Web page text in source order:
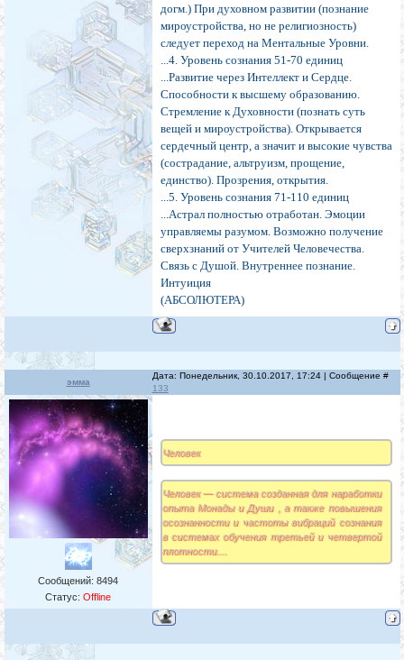
догм.) При духовном развитии (познание
мироустройства, но не религиозность)
следует переход на Ментальные Уровни.
...4. Уровень сознания 51-70 единиц
...Развитие через Интеллект и Сердце.
Способности к высшему образованию.
Стремление к Духовности (познать суть
вещей и мироустройства). Открывается
сердечный центр, а значит и высокие чувства
(сострадание, альтруизм, прощение,
единство). Прозрения, открытия.
...5. Уровень сознания 71-110 единиц
...Астрал полностью отработан. Эмоции
управляемы разумом. Возможно получение
сверхзнаний от Учителей Человечества.
Связь с Душой. Внутреннее познание.
Интуиция
(АБСОЛЮТЕРА)
эмма
Дата: Понедельник, 30.10.2017, 17:24 | Сообщение #
133
Сообщений: 8494
Статус: Offline
Человек
Человек — система созданная для наработки
опыта Монады и Души , а также повышения
осознанности и частоты вибраций сознания
в системах обучения третьей и четвертой
плотности....